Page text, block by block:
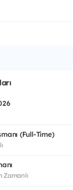
(Full-Time)
Zamanlı